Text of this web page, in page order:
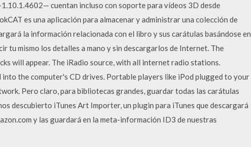
cuentan incluso con soporte para vídeos 3D desde
es una aplicación para almacenar y administrar una colección de
la información relacionada con el libro y sus carátulas basándose en
tu mismo los detalles a mano y sin descargarlos de Internet. The
will appear. The iRadio source, with all internet radio stations.
the computer's CD drives. Portable players like iPod plugged to your
Pero claro, para bibliotecas grandes, guardar todas las carátulas
descubierto iTunes Art Importer, un plugin para iTunes que descargará
y las guardará en la meta-información ID3 de nuestras